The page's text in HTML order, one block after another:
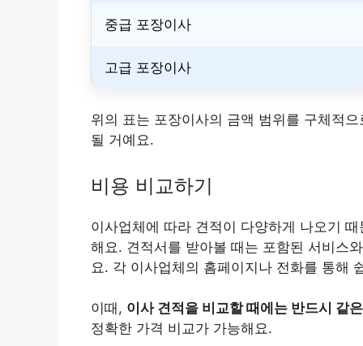
중급 포장이사
고급 포장이사
위의 표는 포장이사의 금액 범위를 구체적
될 거예요.
비용 비교하기
이사업체에 따라 견적이 다양하게 나오기
해요. 견적서를 받아볼 때는 포함된 서비스
요. 각 이사업체의 홈페이지나 전화를 통해
이때, 이사 견적을 비교할 때에는 반드시 같
정확한 가격 비교가 가능해요.